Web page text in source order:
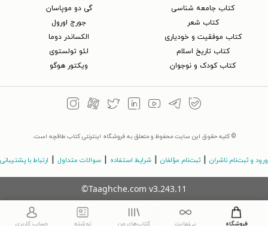
کتاب جامعه شناسی
کتاب شعر
کتاب موفقیت و خودیاری
کتاب تاریخ اسلام
کتاب کودک و نوجوان
گی دو موپاسان
جورج اورول
الکساندر دوما
لئو تولستوی
ویکتور هوگو
© کلیه حقوق این سایت محفوظ و متعلق به فروشگاه اینترنتی کتاب طاقچه است.
ورود و ثبت‌نام ناشران | ثبت‌نام مؤلفان | شرایط استفاده | سوالات متداول | ارتباط با پشتیبانی
©Taaghche.com v3.243.11
فروشگاه بی‌نهایت کتاب‌های من نوشته حساب کاربری